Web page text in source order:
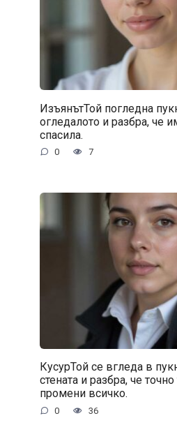
ИзъянътТой погледна
огледалото и разбра, че
спасила.
0 7
КусурТой се вгледа в
стената и разбра, че
промени всичко.
0 36